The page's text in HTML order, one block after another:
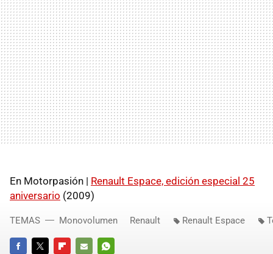
En Motorpasión | Renault Espace, edición especial 25
aniversario (2009)
TEMAS Monovolumen Renault Renault Espace